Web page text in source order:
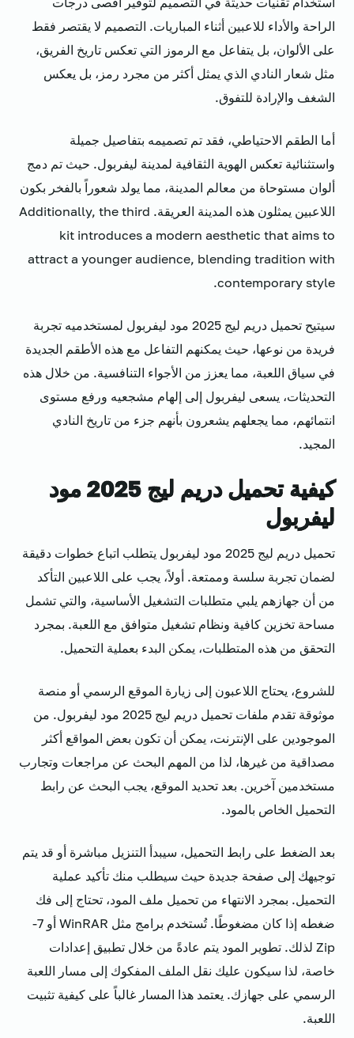
الراحة والأداء للاعبين أثناء المباريات. التصميم لا يقتصر فقط
على الألوان، بل يتفاعل مع الرموز التي تعكس تاريخ الفريق،
مثل شعار النادي الذي يمثل أكثر من مجرد رمز، بل يعكس
الشغف والإرادة للتفوق.
أما الطقم الاحتياطي، فقد تم تصميمه بتفاصيل جميلة
واستثنائية تعكس الهوية الثقافية لمدينة ليفربول. حيث تم دمج
ألوان مستوحاة من معالم المدينة، مما يولد شعوراً بالفخر بكون
اللاعبين يمثلون هذه المدينة العريقة. Additionally, the third
kit introduces a modern aesthetic that aims to
attract a younger audience, blending tradition with
contemporary style.
سيتيح تحميل دريم ليج 2025 مود ليفربول لمستخدميه تجربة
فريدة من نوعها، حيث يمكنهم التفاعل مع هذه الأطقم الجديدة
في سياق اللعبة، مما يعزز من الأجواء التنافسية. من خلال هذه
التحديثات، يسعى ليفربول إلى إلهام مشجعيه ورفع مستوى
انتمائهم، مما يجعلهم يشعرون بأنهم جزء من تاريخ النادي
المجيد.
كيفية تحميل دريم ليج 2025 مود
ليفربول
تحميل دريم ليج 2025 مود ليفربول يتطلب اتباع خطوات دقيقة
لضمان تجربة سلسة وممتعة. أولاً، يجب على اللاعبين التأكد
من أن جهازهم يلبي متطلبات التشغيل الأساسية، والتي تشمل
مساحة تخزين كافية ونظام تشغيل متوافق مع اللعبة. بمجرد
التحقق من هذه المتطلبات، يمكن البدء بعملية التحميل.
للشروع، يحتاج اللاعبون إلى زيارة الموقع الرسمي أو منصة
موثوقة تقدم ملفات تحميل دريم ليج 2025 مود ليفربول. من
الموجودين على الإنترنت، يمكن أن تكون بعض المواقع أكثر
مصداقية من غيرها، لذا من المهم البحث عن مراجعات وتجارب
مستخدمين آخرين. بعد تحديد الموقع، يجب البحث عن رابط
التحميل الخاص بالمود.
بعد الضغط على رابط التحميل، سيبدأ التنزيل مباشرة أو قد يتم
توجيهك إلى صفحة جديدة حيث سيطلب منك تأكيد عملية
التحميل. بمجرد الانتهاء من تحميل ملف المود، تحتاج إلى فك
ضغطه إذا كان مضغوطًا. تُستخدم برامج مثل WinRAR أو 7-
Zip لذلك. تطوير المود يتم عادةً من خلال تطبيق إعدادات
خاصة، لذا سيكون عليك نقل الملف المفكوك إلى مسار اللعبة
الرسمي على جهازك. يعتمد هذا المسار غالباً على كيفية تثبيت
اللعبة.